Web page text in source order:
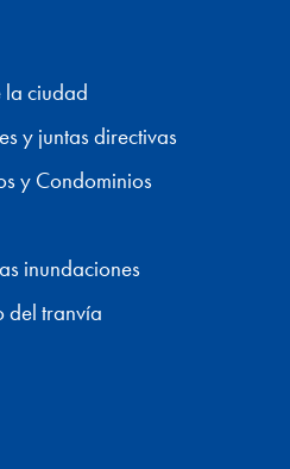
la ciudad
y juntas directivas
y Condominios
inundaciones
del tranvía